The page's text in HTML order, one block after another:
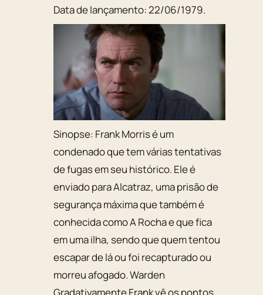
Data de lançamento:22/06/1979.
Sinopse: Frank Morris é um
condenado que tem várias tentativas
de fugas em seu histórico. Ele é
enviado para Alcatraz, uma prisão de
segurança máxima que também é
conhecida como A Rocha e que fica
em uma ilha, sendo que quem tentou
escapar de lá ou foi recapturado ou
morreu afogado. Warden
Gradativamente Frank vê os pontos